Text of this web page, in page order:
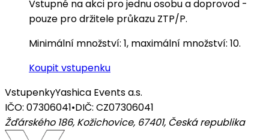
Vstupné na akci pro jednu osobu a doprovod -
pouze pro držitele průkazu ZTP/P.
Minimální množství: 1, maximální množství: 10.
Koupit vstupenku
VstupenkyYashica Events a.s.
IČO: 07306041•DIČ: CZ07306041
Žďárského 186, Kožichovice, 67401, Česká republika